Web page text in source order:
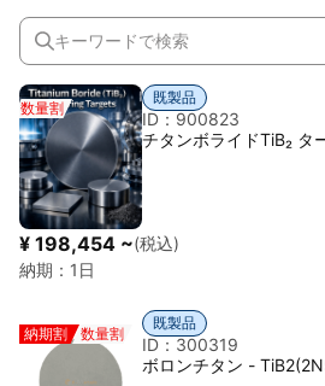
数量割
既製品
ID：900823
チタンボライドTiB₂ タ
¥ 198,454 ~(税込)
納期： 1日
納期割 数量割
既製品
ID：300319
ボロンチタン -